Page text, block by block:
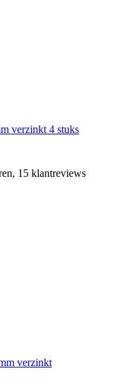
verzinkt 4 stuks
15 klantreviews
verzinkt